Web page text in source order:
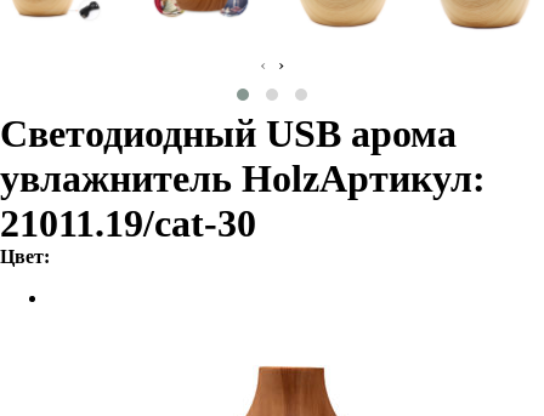
‹ ›
Светодиодный USB арома
увлажнитель HolzАртикул:
21011.19/cat-30
Цвет: